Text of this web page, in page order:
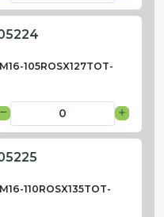
105ROSX127TOT-
110ROSX135TOT-